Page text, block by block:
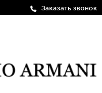
Заказать звонок